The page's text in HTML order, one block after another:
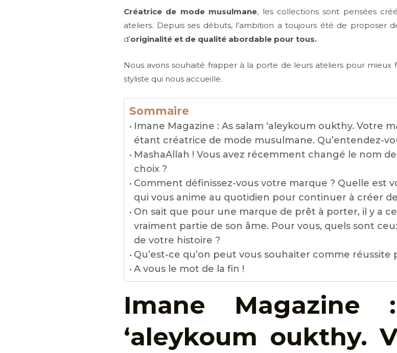
Créatrice de mode musulmane, les collections sont pensées
ateliers. Depuis ses débuts, l’ambition a toujours été de proposer
d’originalité et de qualité abordable pour tous.
Nous avons souhaité frapper à la porte de leurs ateliers pour mieux
styliste qui nous accueille.
Sommaire
Imane Magazine : As salam ‘aleykoum oukthy. Votre
étant créatrice de mode musulmane. Qu’entendez-
MashaAllah ! Vous avez récemment changé le nom
choix ?
Comment définissez-vous votre marque ? Quelle est
qui vous anime au quotidien pour continuer à créer
On sait que pour une marque de prêt à porter, il y a
vraiment partie de son âme. Pour vous, quels sont
de votre histoire ?
Qu’est-ce qu’on peut vous souhaiter comme réussite
A vous le mot de la fin !
Imane Magazine
‘aleykoum oukthy.